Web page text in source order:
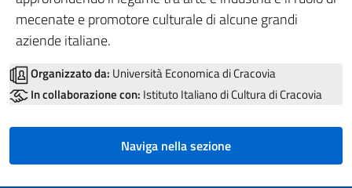
mecenate e promotore culturale di alcune grandi
aziende italiane.
Organizzato da: Università Economica di Cracovia
In collaborazione con: Istituto Italiano di Cultura di Cracovia
Naviga nella sezione